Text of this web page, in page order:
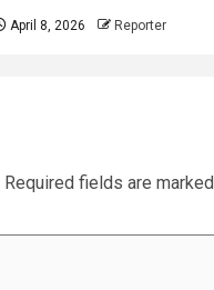
April 8, 2026 Reporter
Required fields are marked